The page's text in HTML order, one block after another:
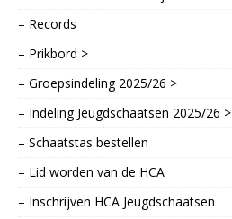
– Records
– Prikbord >
– Groepsindeling 2025/26 >
– Indeling Jeugdschaatsen 2025/26 >
– Schaatstas bestellen
– Lid worden van de HCA
– Inschrijven HCA Jeugdschaatsen